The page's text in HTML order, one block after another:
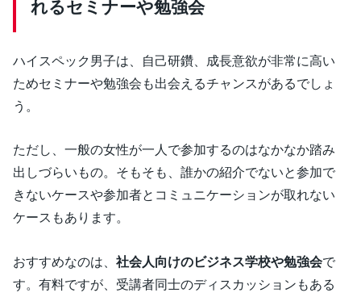
れるセミナーや勉強会
ハイスペック男子は、自己研鑽、成長意欲が非常に高い
ためセミナーや勉強会も出会えるチャンスがあるでしょ
う。
ただし、一般の女性が一人で参加するのはなかなか踏み
出しづらいもの。そもそも、誰かの紹介でないと参加で
きないケースや参加者とコミュニケーションが取れない
ケースもあります。
おすすめなのは、社会人向けのビジネス学校や勉強会で
す。有料ですが、受講者同士のディスカッションもある